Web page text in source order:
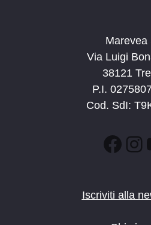
Marevea
Via Luigi
38121
P.I.
Cod. SdI:
Iscriviti alla